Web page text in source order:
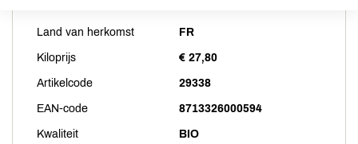
Land van herkomst FR
Kiloprijs € 27,80
Artikelcode 29338
EAN-code 8713326000594
Kwaliteit BIO